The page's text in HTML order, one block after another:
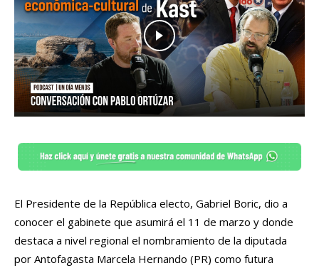
El Presidente de la República electo, Gabriel Boric, dio a
conocer el gabinete que asumirá el 11 de marzo y donde
destaca a nivel regional el nombramiento de la diputada
por Antofagasta Marcela Hernando (PR) como futura